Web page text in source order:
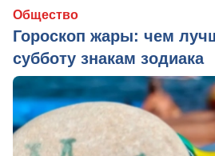
Общество
Гороскоп жары: чем
субботу знакам зодиака